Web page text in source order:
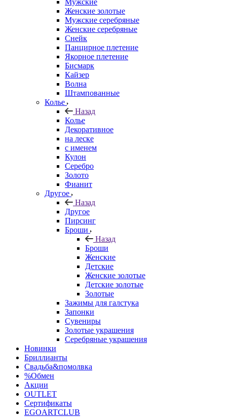
Мужские
Женские золотые
Мужские серебряные
Женские серебряные
Снейк
Панцирное плетение
Якорное плетение
Бисмарк
Кайзер
Волна
Штампованные
Колье
Назад
Колье
Декоративное
на леске
с именем
Кулон
Серебро
Золото
Фианит
Другое
Назад
Другое
Пирсинг
Броши
Назад
Броши
Женские
Детские
Женские золотые
Детские золотые
Золотые
Зажимы для галстука
Запонки
Сувениры
Золотые украшения
Серебряные украшения
Новинки
Бриллианты
Свадьба&помолвка
%Обмен
Акции
OUTLET
Сертификаты
EGOARTCLUB